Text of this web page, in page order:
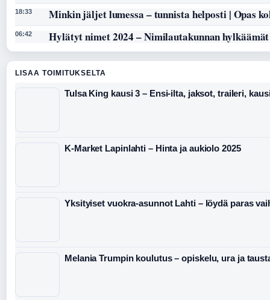
18:33 Minkin jäljet lumessa – tunnista helposti | Opas
06:42 Hylätyt nimet 2024 – Nimilautakunnan
LISAA TOIMITUKSELTA
Tulsa King kausi 3 – Ensi-ilta, jaksot, traileri,
K-Market Lapinlahti – Hinta ja aukiolo 2025
Yksityiset vuokra-asunnot Lahti – löydä paras
Melania Trumpin koulutus – opiskelu, ura ja